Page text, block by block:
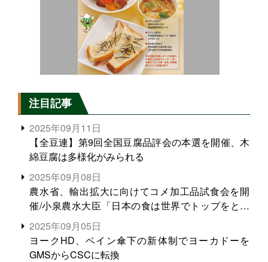
注目記事
2025年09月11日
【全豆連】第9回全国豆腐品評会の本選を開催、木
綿豆腐は多様化がみられる
2025年09月08日
農水省、輸出拡大に向けてコメ加工品試食会を開
催/小泉農水大臣「日本の食は世界でトップをとれ
る。米増産に向けて、米輸出需要の拡大を」
2025年09月05日
ヨークHD、ベイン傘下の新体制でヨーカドーを
GMSからCSCに転換